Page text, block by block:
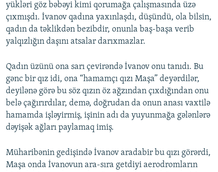
yükləri göz bəbəyi kimi qorumağa çalışmasında üzə
çıxmışdı. İvanov qadına yaxınlaşdı, düşündü, ola bilsin,
qadın da təklikdən bezibdir, onunla baş-başa verib
yalqızlığın daşını atsalar darıxmazlar.
Qadın üzünü ona sarı çevirəndə İvanov onu tanıdı. Bu
gənc bir qız idi, ona “hamamçı qızı Maşa” deyərdilər,
deyilənə görə bu söz qızın öz ağzından çıxdığından onu
belə çağırırdılar, demə, doğrudan da onun anası vaxtilə
hamamda işləyirmiş, işinin adı da yuyunmağa gələnlərə
dəyişək ağları paylamaq imiş.
Müharibənin gedişində İvanov aradabir bu qızı görərdi,
Maşa onda İvanovun ara-sıra getdiyi aerodromların